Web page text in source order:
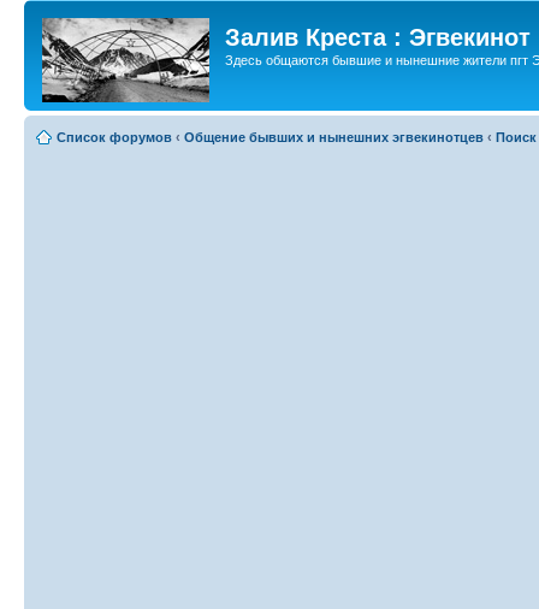
Залив Креста : Эгвекинот
Здесь общаются бывшие и нынешние жители пгт
Список форумов ‹ Общение бывших и нынешних эгвекинотцев ‹ Поиск